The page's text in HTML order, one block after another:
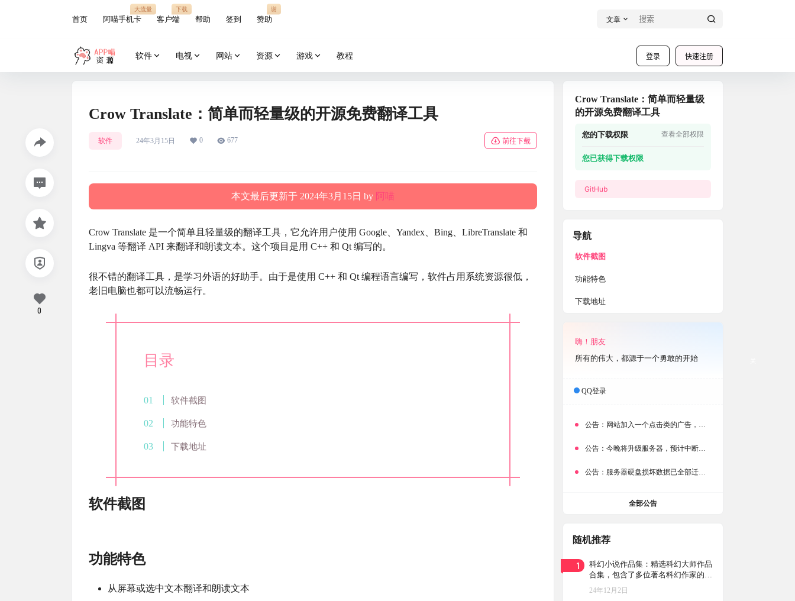
首页 阿喵手机卡
大流量
客户端
下载
帮助 签到 赞助
谢
文章
登录 快速注册
软件 电视 网站 资源 游戏 教程
Crow Translate：简单而轻量级的开源免费翻译工具
软件 24年3月15日 0 677 前往下载
本文最后更新于 2024年3月15日 by 阿喵
Crow Translate 是一个简单且轻量级的翻译工具，它允许用户使用 Google、Yandex、Bing、LibreTranslate 和
Lingva 等翻译 API 来翻译和朗读文本。这个项目是用 C++ 和 Qt 编写的。
很不错的翻译工具，是学习外语的好助手。由于是使用 C++ 和 Qt 编程语言编写，软件占用系统资源很低，
老旧电脑也都可以流畅运行。
目录
软件截图
功能特色
下载地址
软件截图
功能特色
从屏幕或选中文本翻译和朗读文本
0
Crow Translate：简单而轻量级
的开源免费翻译工具
您的下载权限 查看全部权限
您已获得下载权限
GitHub
导航
软件截图
功能特色
下载地址
嗨！朋友
所有的伟大，都源于一个勇敢的开始
QQ登录
公告： 网站加入一个点击类的广告，大家点击下载按钮需要注意
公告： 今晚将升级服务器，预计中断时常为1分钟
公告： 服务器硬盘损坏数据已全部迁移备份，网站恢复完成！
全部公告
随机推荐
1
科幻小说作品集：精选科幻大师作品
合集，包含了多位著名科幻作家的作
品，如刘慈欣、弗兰克·赫伯特、艾
萨克·阿西莫夫等
24年12月2日